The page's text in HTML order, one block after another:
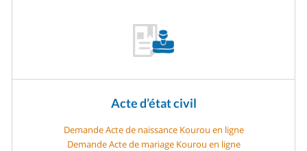
Acte d’état civil
Demande Acte de naissance Kourou en ligne
Demande Acte de mariage Kourou en ligne